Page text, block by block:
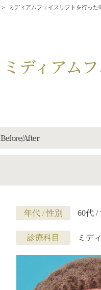
ミディアムフェイスリフトを行った
ミディアム
Before/After
年代 / 性別 60代 /
診療科目 ミデ